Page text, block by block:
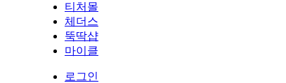
티처몰
체더스
뚝딱샵
마이클
로그인